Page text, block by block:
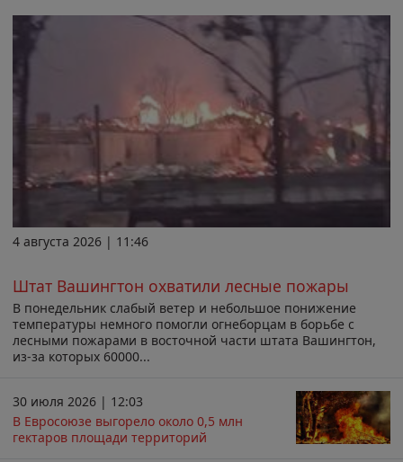
4 августа 2026 | 11:46
Штат Вашингтон охватили лесные пожары
В понедельник слабый ветер и небольшое понижение
температуры немного помогли огнеборцам в борьбе с
лесными пожарами в восточной части штата Вашингтон,
из-за которых 60000...
30 июля 2026 | 12:03
В Евросоюзе выгорело около 0,5 млн
гектаров площади территорий